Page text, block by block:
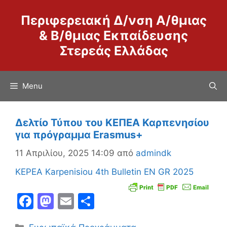
περιεχόμενο
Περιφερειακή Δ/νση Α/θμιας
& Β/θμιας Εκπαίδευσης
Στερεάς Ελλάδας
Menu
Δελτίο Τύπου του ΚΕΠΕΑ Καρπενησίου
για πρόγραμμα Erasmus+
11 Απριλίου, 2025 14:09 από admindk
KEPEA Karpenisiou 4th Bulletin EN GR 2025
F
M E